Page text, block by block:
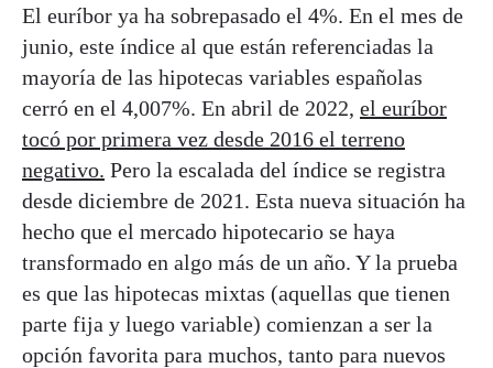
El euríbor ya ha sobrepasado el 4%. En el mes de
junio, este índice al que están referenciadas la
mayoría de las hipotecas variables españolas
cerró en el 4,007%. En abril de 2022, el euríbor
tocó por primera vez desde 2016 el terreno
negativo. Pero la escalada del índice se registra
desde diciembre de 2021. Esta nueva situación ha
hecho que el mercado hipotecario se haya
transformado en algo más de un año. Y la prueba
es que las hipotecas mixtas (aquellas que tienen
parte fija y luego variable) comienzan a ser la
opción favorita para muchos, tanto para nuevos